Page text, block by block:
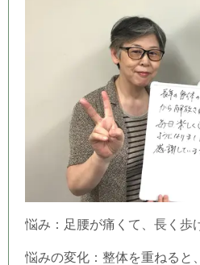
悩み：足腰が痛くて、長く歩
悩みの変化：整体を重ねると